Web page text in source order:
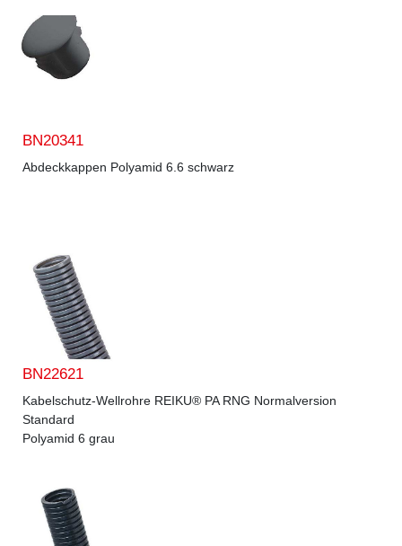
BN20341
Abdeckkappen Polyamid 6.6 schwarz
BN22621
Kabelschutz-Wellrohre REIKU® PA RNG Normalversion
Standard
Polyamid 6 grau